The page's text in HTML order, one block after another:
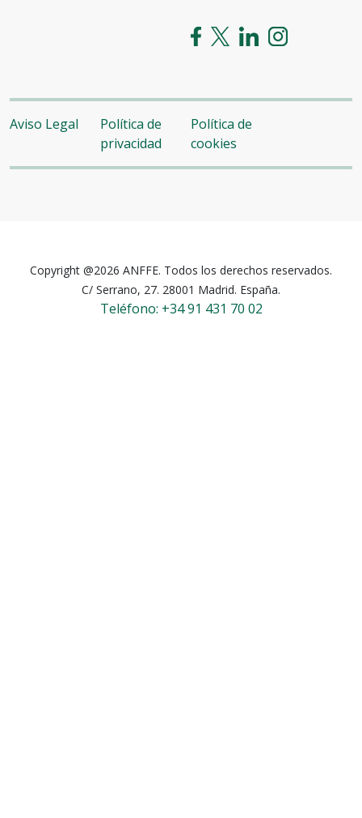
Aviso Legal
Política de
privacidad
Política de
cookies
Copyright @2026 ANFFE. Todos los derechos reservados.
C/ Serrano, 27. 28001 Madrid. España.
Teléfono: +34 91 431 70 02